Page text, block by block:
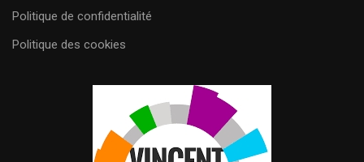
Politique de confidentialité
Politique des cookies